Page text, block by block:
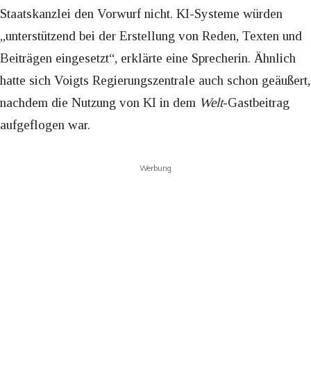
Staatskanzlei den Vorwurf nicht. KI-Systeme würden
„unterstützend bei der Erstellung von Reden, Texten und
Beiträgen eingesetzt“, erklärte eine Sprecherin. Ähnlich
hatte sich Voigts Regierungszentrale auch schon geäußert,
nachdem die Nutzung von KI in dem Welt-Gastbeitrag
aufgeflogen war.
Werbung